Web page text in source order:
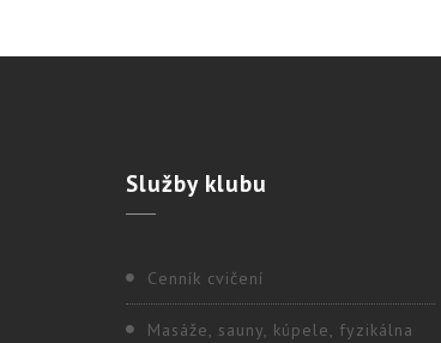
Službyklubu
Cenník cvičení
Masáže, sauny, kúpele, fyzikálna